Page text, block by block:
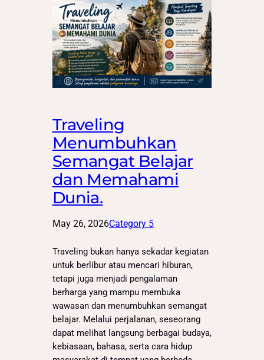
Traveling
Menumbuhkan
Semangat Belajar
dan Memahami
Dunia.
May 26, 2026Category 5
Traveling bukan hanya sekadar kegiatan
untuk berlibur atau mencari hiburan,
tetapi juga menjadi pengalaman
berharga yang mampu membuka
wawasan dan menumbuhkan semangat
belajar. Melalui perjalanan, seseorang
dapat melihat langsung berbagai budaya,
kebiasaan, bahasa, serta cara hidup